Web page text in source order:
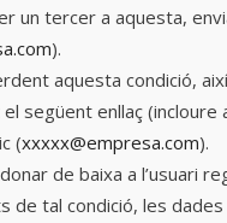
un tercer a aquesta,
).
aquesta condició,
següent enllaç (incloure
(xxxxx@empresa.com).
de baixa a l’usuari
tal condició, les dades